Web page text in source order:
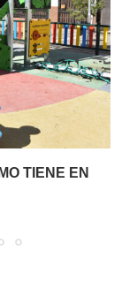
TIENE EN